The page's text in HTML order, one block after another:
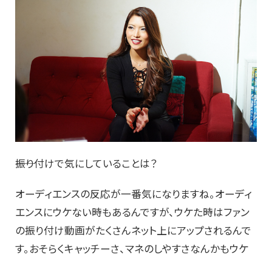
――振り付けで気にしていることは？
オーディエンスの反応が一番気になりますね。オーディ
エンスにウケない時もあるんですが、ウケた時はファン
の振り付け動画がたくさんネット上にアップされるんで
す。おそらくキャッチーさ、マネのしやすさなんかもウケ